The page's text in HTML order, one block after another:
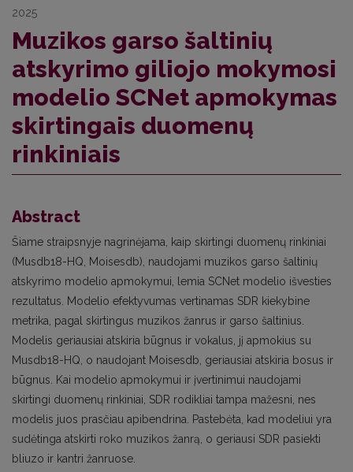
2025
Muzikos garso šaltinių
atskyrimo giliojo mokymosi
modelio SCNet apmokymas
skirtingais duomenų
rinkiniais
Abstract
Šiame straipsnyje nagrinėjama, kaip skirtingi duomenų rinkiniai
(Musdb18-HQ, Moisesdb), naudojami muzikos garso šaltinių
atskyrimo modelio apmokymui, lemia SCNet modelio išvesties
rezultatus. Modelio efektyvumas vertinamas SDR kiekybine
metrika, pagal skirtingus muzikos žanrus ir garso šaltinius.
Modelis geriausiai atskiria būgnus ir vokalus, jį apmokius su
Musdb18-HQ, o naudojant Moisesdb, geriausiai atskiria bosus ir
būgnus. Kai modelio apmokymui ir įvertinimui naudojami
skirtingi duomenų rinkiniai, SDR rodikliai tampa mažesni, nes
modelis juos prasčiau apibendrina. Pastebėta, kad modeliui yra
sudėtinga atskirti roko muzikos žanrą, o geriausi SDR pasiekti
bliuzo ir kantri žanruose.